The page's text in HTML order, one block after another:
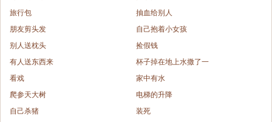
旅行包
抽血给别人
朋友剪头发
自己抱着小女孩
别人送枕头
捡假钱
有人送东西来
杯子掉在地上水撒了一
看戏
家中有水
爬参天大树
电梯的升降
自己杀猪
装死